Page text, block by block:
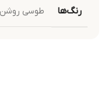
رنگ‌ها طوسی روشن